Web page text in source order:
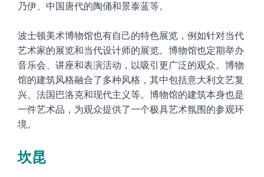
乃伊、中国唐代的陶俑和景泰蓝等。
波士顿美术博物馆也有自己的特色展览，例如针对当代
艺术家的展览和当代设计师的展览。博物馆也定期举办
音乐会、讲座和表演活动，以吸引更广泛的观众。博物
馆的建筑风格融合了多种风格，其中包括意大利文艺复
兴、法国巴洛克和现代主义等。博物馆的建筑本身也是
一件艺术品，为观众提供了一个极具艺术氛围的参观环
境。
坎昆